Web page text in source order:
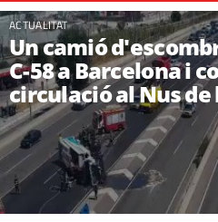
ACTUALITAT
Un camió
C-58 a Barcelona i
circulació al Nus